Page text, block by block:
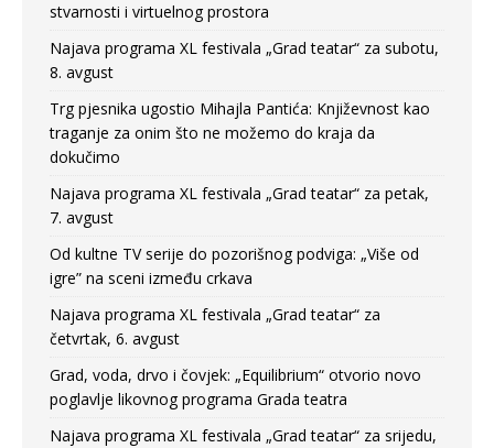
stvarnosti i virtuelnog prostora
Najava programa XL festivala „Grad teatar“ za subotu,
8. avgust
Trg pjesnika ugostio Mihajla Pantića: Književnost kao
traganje za onim što ne možemo do kraja da
dokučimo
Najava programa XL festivala „Grad teatar“ za petak,
7. avgust
Od kultne TV serije do pozorišnog podviga: „Više od
igre” na sceni između crkava
Najava programa XL festivala „Grad teatar“ za
četvrtak, 6. avgust
Grad, voda, drvo i čovjek: „Equilibrium“ otvorio novo
poglavlje likovnog programa Grada teatra
Najava programa XL festivala „Grad teatar“ za srijedu,